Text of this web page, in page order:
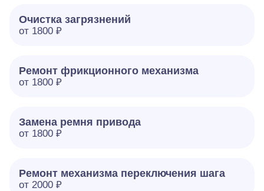
Очистка загрязнений
от 1800 ₽
Ремонт фрикционного механизма
от 1800 ₽
Замена ремня привода
от 1800 ₽
Ремонт механизма переключения шага
от 2000 ₽